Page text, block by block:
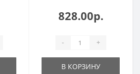
828.00р.
- +
В КОРЗИНУ